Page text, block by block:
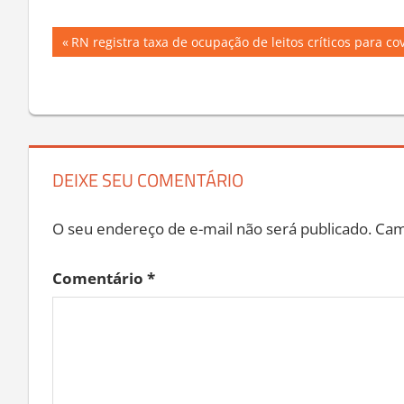
Navegação
Post
Previous
Post:
RN registra taxa de ocupação de leitos críticos para
DEIXE SEU COMENTÁRIO
O seu endereço de e-mail não será publicado.
Comentário *